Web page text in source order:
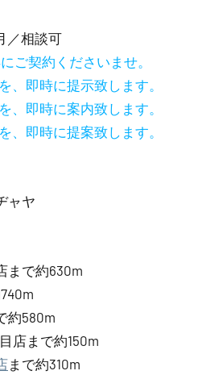
／相談可
ご契約くださいませ。
、即時に提示致します。
、即時に案内致します。
、即時に提案致します。
ャヤ
まで約630m
約580m
店まで約150m
まで約310m